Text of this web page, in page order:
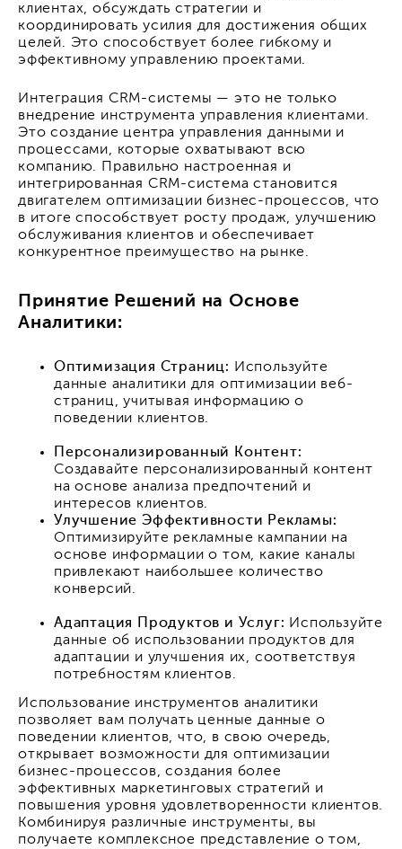
клиентах, обсуждать стратегии и
координировать усилия для достижения общих
целей. Это способствует более гибкому и
эффективному управлению проектами.
Интеграция CRM-системы — это не только
внедрение инструмента управления клиентами.
Это создание центра управления данными и
процессами, которые охватывают всю
компанию. Правильно настроенная и
интегрированная CRM-система становится
двигателем оптимизации бизнес-процессов, что
в итоге способствует росту продаж, улучшению
обслуживания клиентов и обеспечивает
конкурентное преимущество на рынке.
Принятие Решений на Основе
Аналитики:
Оптимизация Страниц: Используйте
данные аналитики для оптимизации веб-
страниц, учитывая информацию о
поведении клиентов.
Персонализированный Контент:
Создавайте персонализированный контент
на основе анализа предпочтений и
интересов клиентов.
Улучшение Эффективности Рекламы:
Оптимизируйте рекламные кампании на
основе информации о том, какие каналы
привлекают наибольшее количество
конверсий.
Адаптация Продуктов и Услуг: Используйте
данные об использовании продуктов для
адаптации и улучшения их, соответствуя
потребностям клиентов.
Использование инструментов аналитики
позволяет вам получать ценные данные о
поведении клиентов, что, в свою очередь,
открывает возможности для оптимизации
бизнес-процессов, создания более
эффективных маркетинговых стратегий и
повышения уровня удовлетворенности клиентов.
Комбинируя различные инструменты, вы
получаете комплексное представление о том,